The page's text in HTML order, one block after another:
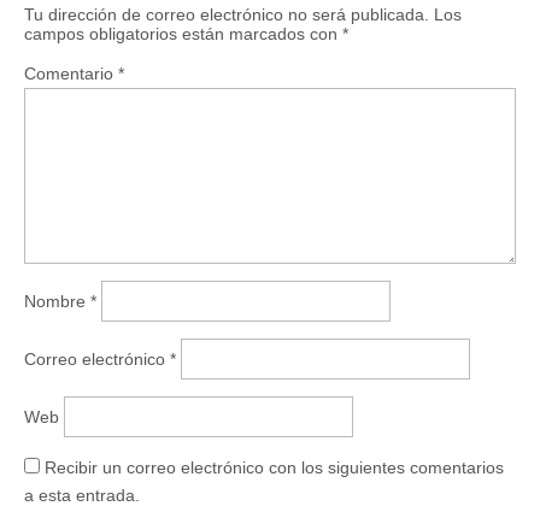
n
t
a
a
n
e
n
t
a
Tu dirección de correo electrónico no será publicada.
Los
campos obligatorios están marcados con *
Comentario *
Nombre *
Correo electrónico *
Web
Recibir un correo electrónico con los siguientes comentarios
a esta entrada.